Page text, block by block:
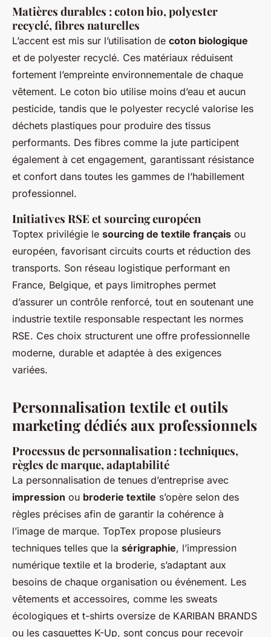
Matières durables : coton bio, polyester
recyclé, fibres naturelles
L’accent est mis sur l’utilisation de coton biologique
et de polyester recyclé. Ces matériaux réduisent
fortement l’empreinte environnementale de chaque
vêtement. Le coton bio utilise moins d’eau et aucun
pesticide, tandis que le polyester recyclé valorise les
déchets plastiques pour produire des tissus
performants. Des fibres comme la jute participent
également à cet engagement, garantissant résistance
et confort dans toutes les gammes de l’habillement
professionnel.
Initiatives RSE et sourcing européen
Toptex privilégie le sourcing de textile français ou
européen, favorisant circuits courts et réduction des
transports. Son réseau logistique performant en
France, Belgique, et pays limitrophes permet
d’assurer un contrôle renforcé, tout en soutenant une
industrie textile responsable respectant les normes
RSE. Ces choix structurent une offre professionnelle
moderne, durable et adaptée à des exigences
variées.
Personnalisation textile et outils
marketing dédiés aux professionnels
Processus de personnalisation : techniques,
règles de marque, adaptabilité
La personnalisation de tenues d’entreprise avec
impression ou broderie textile s’opère selon des
règles précises afin de garantir la cohérence à
l’image de marque. TopTex propose plusieurs
techniques telles que la sérigraphie, l’impression
numérique textile et la broderie, s’adaptant aux
besoins de chaque organisation ou événement. Les
vêtements et accessoires, comme les sweats
écologiques et t-shirts oversize de KARIBAN BRANDS
ou les casquettes K-Up, sont conçus pour recevoir